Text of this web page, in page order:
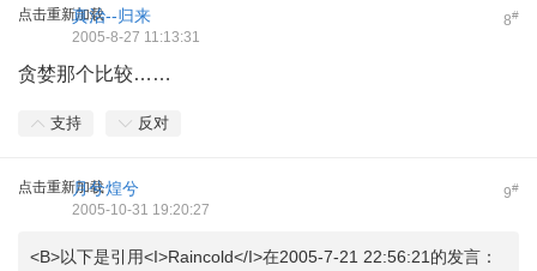
点击重新加载 8#
真治--归来
2005-8-27 11:13:31
贪婪那个比较……
支持 反对
点击重新加载 9#
月兮煌兮
2005-10-31 19:20:27
<B>以下是引用<I>Raincold</I>在2005-7-21 22:56:21的发言：